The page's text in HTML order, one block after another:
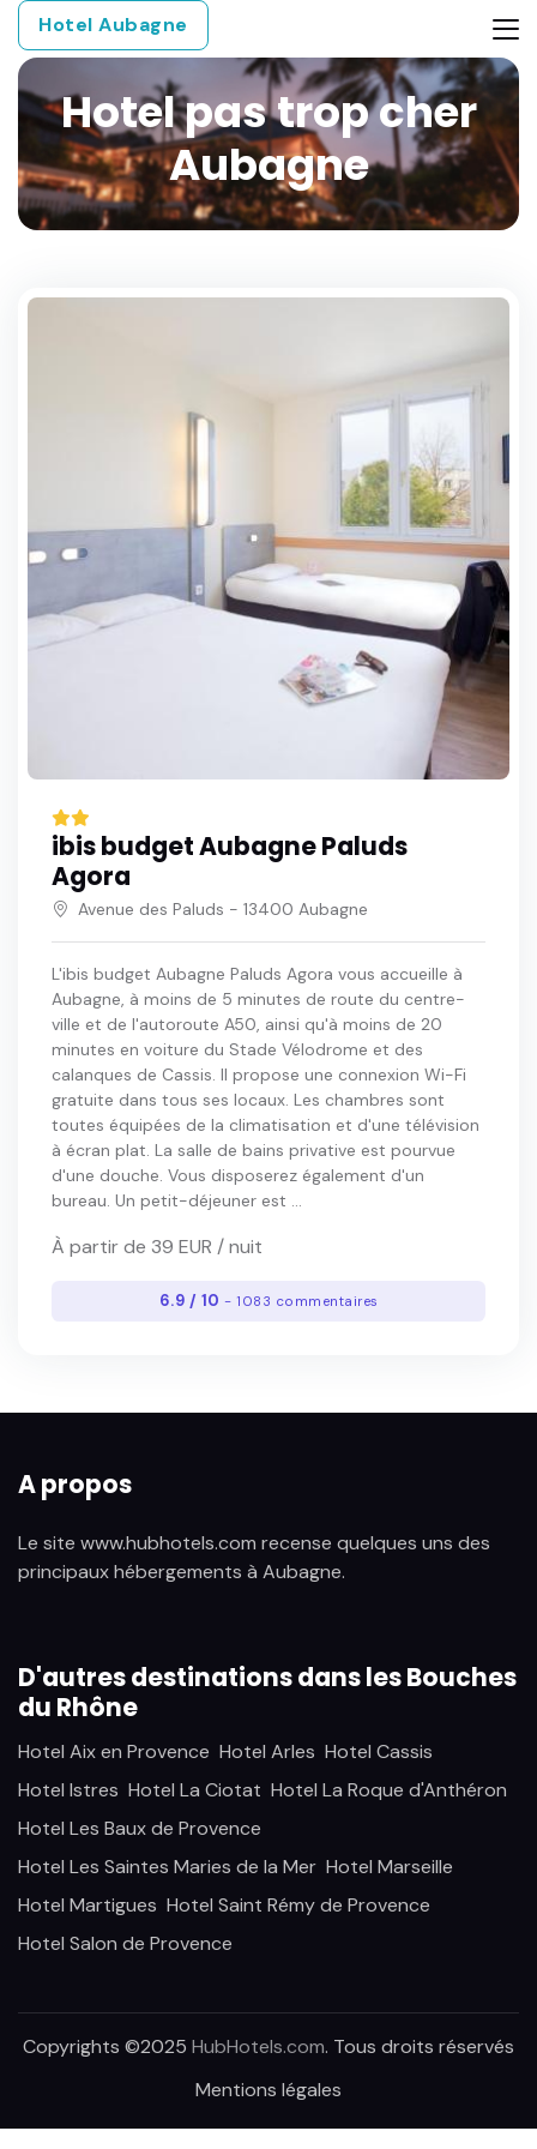
Hotel Aubagne
Hotel pas trop cher
Aubagne
ibis budget Aubagne Paluds
Agora
Avenue des Paluds - 13400 Aubagne
L'ibis budget Aubagne Paluds Agora vous accueille à
Aubagne, à moins de 5 minutes de route du centre-
ville et de l'autoroute A50, ainsi qu'à moins de 20
minutes en voiture du Stade Vélodrome et des
calanques de Cassis. Il propose une connexion Wi-Fi
gratuite dans tous ses locaux. Les chambres sont
toutes équipées de la climatisation et d'une télévision
à écran plat. La salle de bains privative est pourvue
d'une douche. Vous disposerez également d'un
bureau. Un petit-déjeuner est ...
À partir de 39 EUR / nuit
6.9 / 10 - 1083 commentaires
A propos
Le site www.hubhotels.com recense quelques uns des
principaux hébergements à Aubagne.
D'autres destinations dans les Bouches
du Rhône
Hotel Aix en Provence Hotel Arles Hotel Cassis
Hotel Istres Hotel La Ciotat Hotel La Roque d'Anthéron
Hotel Les Baux de Provence
Hotel Les Saintes Maries de la Mer Hotel Marseille
Hotel Martigues Hotel Saint Rémy de Provence
Hotel Salon de Provence
Copyrights ©2025 HubHotels.com. Tous droits réservés
Mentions légales